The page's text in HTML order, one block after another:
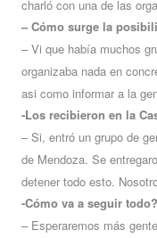
charló con una de las
– Cómo surge la
– Vi que había muchos
organizaba nada en
asi como informar a la
-Los recibieron en la
– Si, entró un grupo de
de Mendoza. Se
detener todo esto.
-Cómo va a seguir todo?
– Esperaremos más